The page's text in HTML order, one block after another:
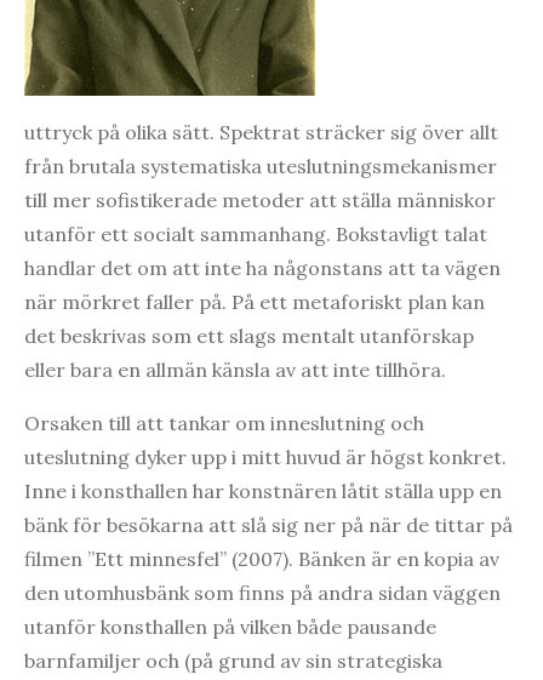
uttryck på olika sätt. Spektrat sträcker sig över allt
från brutala systematiska uteslutningsmekanismer
till mer sofistikerade metoder att ställa människor
utanför ett socialt sammanhang. Bokstavligt talat
handlar det om att inte ha någonstans att ta vägen
när mörkret faller på. På ett metaforiskt plan kan
det beskrivas som ett slags mentalt utanförskap
eller bara en allmän känsla av att inte tillhöra.
Orsaken till att tankar om inneslutning och
uteslutning dyker upp i mitt huvud är högst konkret.
Inne i konsthallen har konstnären låtit ställa upp en
bänk för besökarna att slå sig ner på när de tittar på
filmen ”Ett minnesfel” (2007). Bänken är en kopia av
den utomhusbänk som finns på andra sidan väggen
utanför konsthallen på vilken både pausande
barnfamiljer och (på grund av sin strategiska